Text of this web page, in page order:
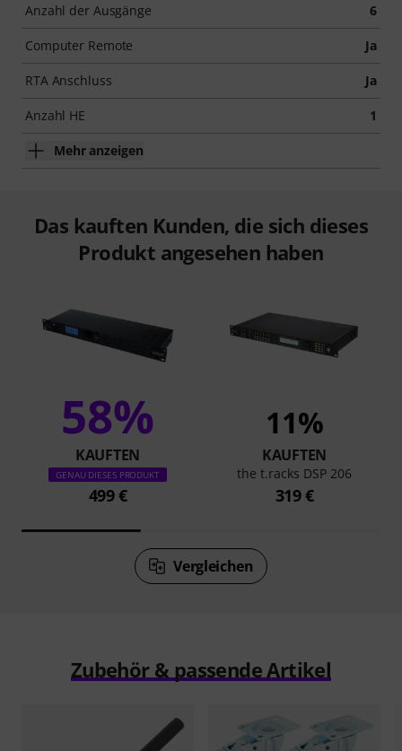
Anzahl der Ausgänge 6
Computer Remote Ja
RTA Anschluss Ja
Anzahl HE 1
Mehr anzeigen
Das kauften Kunden, die sich dieses
Produkt angesehen haben
58%
KAUFTEN
GENAU DIESES PRODUKT
499 €
11%
KAUFTEN
the t.racks DSP 206
319 €
Vergleichen
Zubehör & passende Artikel